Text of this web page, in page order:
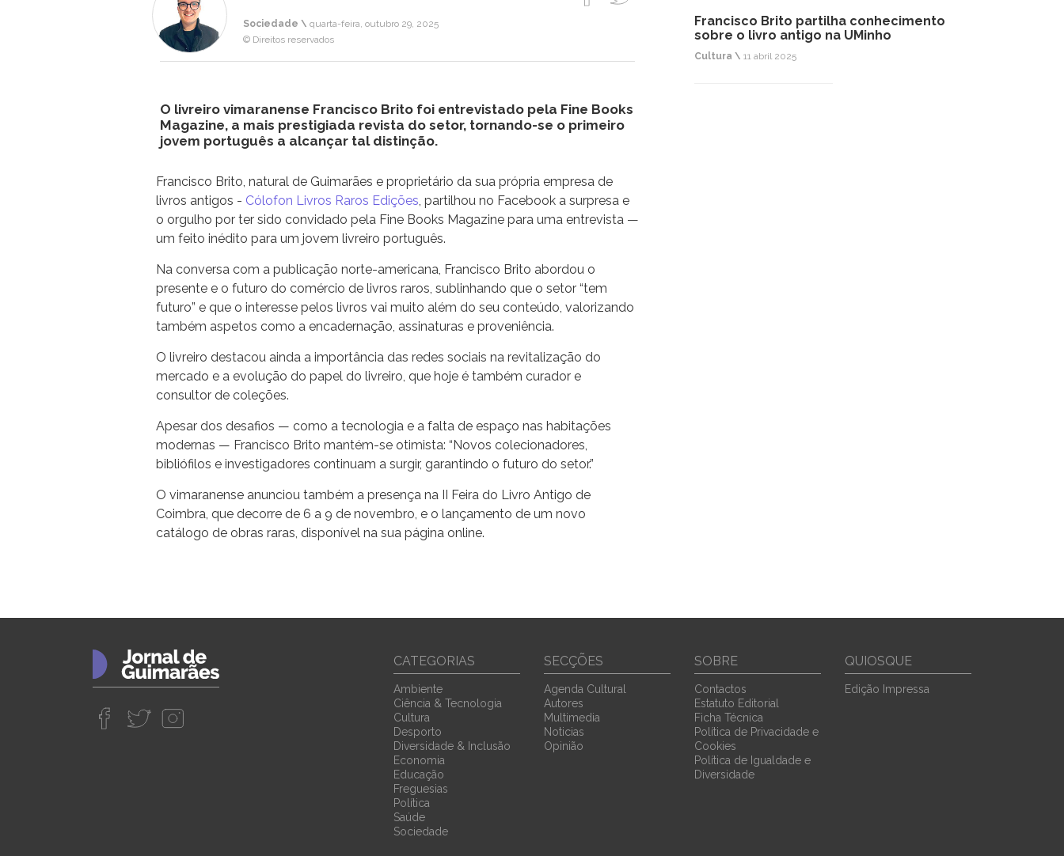
Sociedade \ quarta-feira, outubro 29, 2025
© Direitos reservados
O livreiro vimaranense Francisco Brito foi entrevistado pela Fine Books
Magazine, a mais prestigiada revista do setor, tornando-se o primeiro
jovem português a alcançar tal distinção.
Francisco Brito, natural de Guimarães e proprietário da sua própria empresa de
livros antigos - Cólofon Livros Raros Edições, partilhou no Facebook a surpresa e
o orgulho por ter sido convidado pela Fine Books Magazine para uma entrevista —
um feito inédito para um jovem livreiro português.
Na conversa com a publicação norte-americana, Francisco Brito abordou o
presente e o futuro do comércio de livros raros, sublinhando que o setor “tem
futuro” e que o interesse pelos livros vai muito além do seu conteúdo, valorizando
também aspetos como a encadernação, assinaturas e proveniência.
O livreiro destacou ainda a importância das redes sociais na revitalização do
mercado e a evolução do papel do livreiro, que hoje é também curador e
consultor de coleções.
Apesar dos desafios — como a tecnologia e a falta de espaço nas habitações
modernas — Francisco Brito mantém-se otimista: “Novos colecionadores,
bibliófilos e investigadores continuam a surgir, garantindo o futuro do setor.”
O vimaranense anunciou também a presença na II Feira do Livro Antigo de
Coimbra, que decorre de 6 a 9 de novembro, e o lançamento de um novo
catálogo de obras raras, disponível na sua página online.
Francisco Brito partilha conhecimento
sobre o livro antigo na UMinho
Cultura \ 11 abril 2025
CATEGORIAS
Ambiente
Ciência & Tecnologia
Cultura
Desporto
Diversidade & Inclusão
Economia
Educação
Freguesias
Política
Saúde
Sociedade
SECÇÕES
Agenda Cultural
Autores
Multimedia
Noticias
Opinião
SOBRE
Contactos
Estatuto Editorial
Ficha Técnica
Política de Privacidade e
Cookies
Política de Igualdade e
Diversidade
QUIOSQUE
Edição Impressa